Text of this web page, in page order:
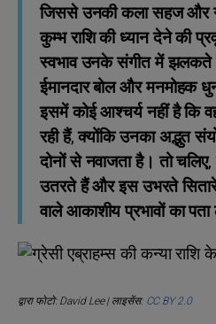
जिससे उनकी कला सहज और
कुम्भ राशि की ध्यान देने की
स्वभाव उनके संगीत में
ईमानदार बोल और मनमोहक
इसमें कोई आश्चर्य नहीं है कि
रही हैं, क्योंकि उनका अद्भुत
दोनों से नवाजता है। तो
उतरते हैं और इस उभरते
वाले आकाशीय प्रभावों का
द्वारा फोटो: David Lee | लाइसेंस: CC BY 2.0